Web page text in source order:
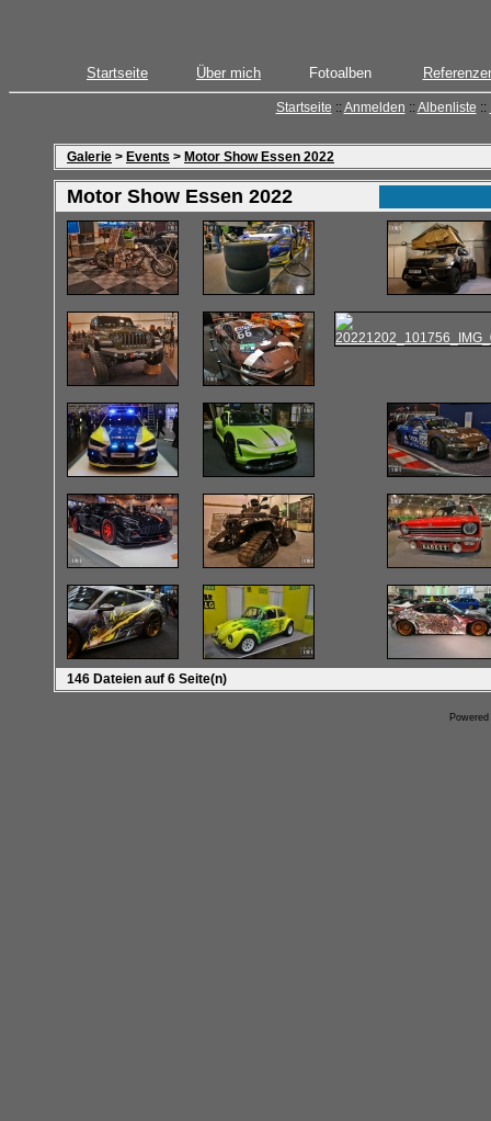
Startseite Über mich Fotoalben
Startseite ::Anmelden ::Albenliste ::
Galerie > Events > Motor Show Essen 2022
Motor Show Essen 2022
146 Dateien auf 6 Seite(n)